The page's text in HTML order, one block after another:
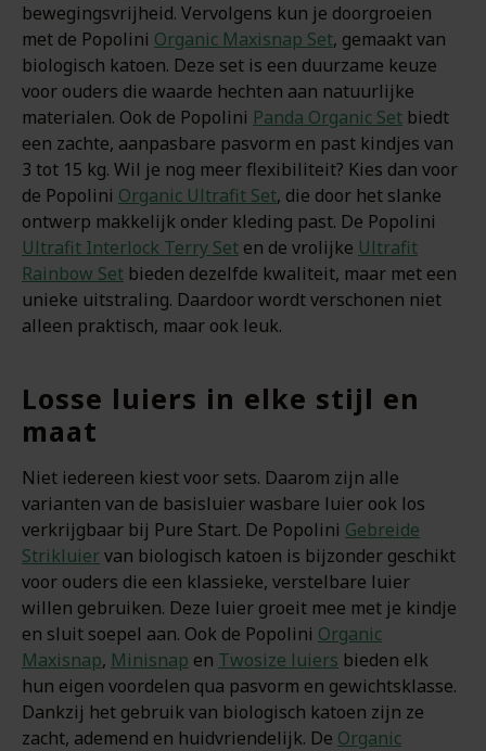
bewegingsvrijheid. Vervolgens kun je doorgroeien
met de Popolini Organic Maxisnap Set, gemaakt van
biologisch katoen. Deze set is een duurzame keuze
voor ouders die waarde hechten aan natuurlijke
materialen. Ook de Popolini Panda Organic Set biedt
een zachte, aanpasbare pasvorm en past kindjes van
3 tot 15 kg. Wil je nog meer flexibiliteit? Kies dan voor
de Popolini Organic Ultrafit Set, die door het slanke
ontwerp makkelijk onder kleding past. De Popolini
Ultrafit Interlock Terry Set en de vrolijke Ultrafit
Rainbow Set bieden dezelfde kwaliteit, maar met een
unieke uitstraling. Daardoor wordt verschonen niet
alleen praktisch, maar ook leuk.
Losse luiers in elke stijl en
maat
Niet iedereen kiest voor sets. Daarom zijn alle
varianten van de basisluier wasbare luier ook los
verkrijgbaar bij Pure Start. De Popolini Gebreide
Strikluiervan biologisch katoen is bijzonder geschikt
voor ouders die een klassieke, verstelbare luier
willen gebruiken. Deze luier groeit mee met je kindje
en sluit soepel aan. Ook de Popolini Organic
Maxisnap, Minisnap en Twosize luiers bieden elk
hun eigen voordelen qua pasvorm en gewichtsklasse.
Dankzij het gebruik van biologisch katoen zijn ze
zacht, ademend en huidvriendelijk. De Organic